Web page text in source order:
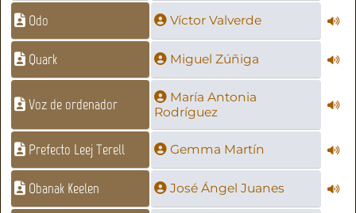
Odo Víctor Valverde
Quark Miguel Zúñiga
Voz de ordenador
María Antonia
Rodríguez
Prefecto Leej Terell Gemma Martín
Obanak Keelen José Ángel Juanes